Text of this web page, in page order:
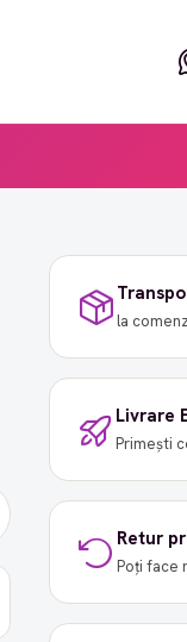
la
Livrare
Primești
Retur
Poți face